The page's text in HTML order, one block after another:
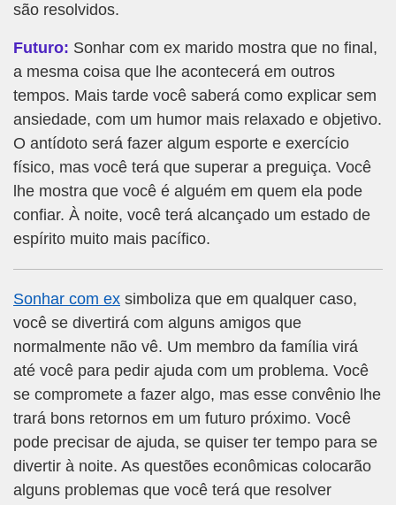
são resolvidos.
Futuro: Sonhar com ex marido mostra que no final,
a mesma coisa que lhe acontecerá em outros
tempos. Mais tarde você saberá como explicar sem
ansiedade, com um humor mais relaxado e objetivo.
O antídoto será fazer algum esporte e exercício
físico, mas você terá que superar a preguiça. Você
lhe mostra que você é alguém em quem ela pode
confiar. À noite, você terá alcançado um estado de
espírito muito mais pacífico.
Sonhar com ex simboliza que em qualquer caso,
você se divertirá com alguns amigos que
normalmente não vê. Um membro da família virá
até você para pedir ajuda com um problema. Você
se compromete a fazer algo, mas esse convênio lhe
trará bons retornos em um futuro próximo. Você
pode precisar de ajuda, se quiser ter tempo para se
divertir à noite. As questões econômicas colocarão
alguns problemas que você terá que resolver